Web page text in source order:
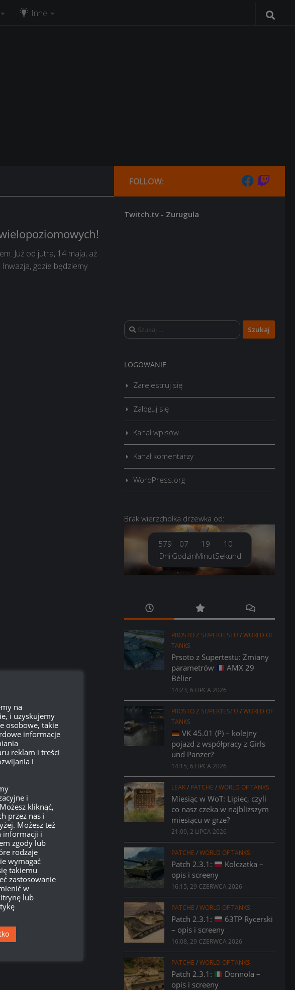
Inne
Już od jutra, 14 maja, aż
gdzie będziemy
FOLLOW:
Twitch.tv - Zurugula
Szukaj:
LOGOWANIE
Zarejestruj się
Zaloguj się
Kanał wpisów
Kanał komentarzy
WordPress.org
Brak wierzchołka drzewka od:
579
Dni
07
Godzin
19
Minut
11
Sekund
PROSTO Z SUPERTESTU /WORLD OF
TANKS
Prsoto z Supertestu: Zmiany
parametrów
AMX 29
Bélier
14:23, 6 LIPCA 2026
PROSTO Z SUPERTESTU /WORLD OF
TANKS
VK 45.01 (P) – kolejny
pojazd z współpracy z Girls
und Panzer?
14:15, 6 LIPCA 2026
LEAK/ PATCHE /WORLD OF TANKS
Miesiąc w WoT: Lipiec, czyli
co nasz czeka w najbliższym
miesiącu w grze?
21:09, 2 LIPCA 2026
PATCHE /WORLD OF TANKS
Patch 2.3.1:
Kolczatka –
opis i screeny
16:15, 29 CZERWCA 2026
PATCHE /WORLD OF TANKS
Patch 2.3.1:
63TP Rycerski
– opis i screeny
16:08, 29 CZERWCA 2026
PATCHE /WORLD OF TANKS
Patch 2.3.1:
Donnola –
opis i screeny
na
i uzyskujemy
osobowe, takie
informacje
reklam i treści
i
i
kliknąć,
przez nas i
Możesz też
informacji i
zgody lub
rodzaje
wymagać
takiemu
zastosowanie
w
lub